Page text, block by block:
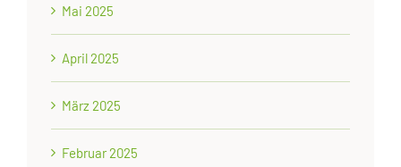
Mai 2025
April 2025
März 2025
Februar 2025